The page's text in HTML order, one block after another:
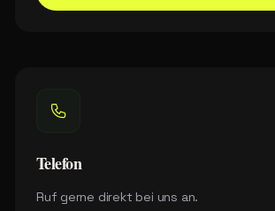
Telefon
Ruf gerne direkt bei uns an.